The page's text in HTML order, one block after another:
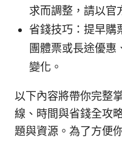
求而調整，請以官
省錢技巧：提早購
團體票或長途優惠
變化。
以下內容將帶你完整
線、時間與省錢全攻
題與資源。為了方便